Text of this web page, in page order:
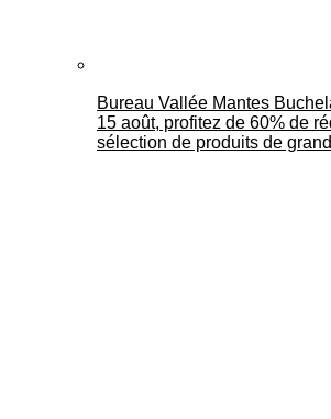
Bureau Vallée Mantes
15 août, profitez de 60% de
sélection de produits de